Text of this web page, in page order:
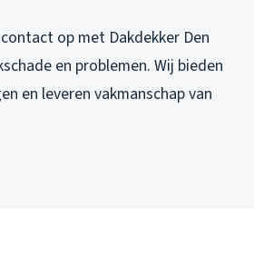
op met Dakdekker Den
en problemen. Wij bieden
en leveren vakmanschap van